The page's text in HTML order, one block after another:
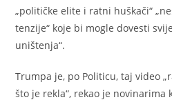
„političke elite i ratni huškači“
tenzije“ koje bi mogle dovesti
uništenja“.
Trumpa je, po Politicu, taj video
što je rekla“, rekao je